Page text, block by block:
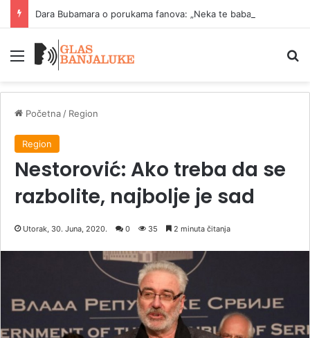
Dara Bubamara o porukama fanova: „Neka te baba napala“
Meni
Početna / Region
Region
Nestorović: Ako treba da se
razbolite, najbolje je sad
Utorak, 30. Juna, 2020. 0 35 2 minuta čitanja